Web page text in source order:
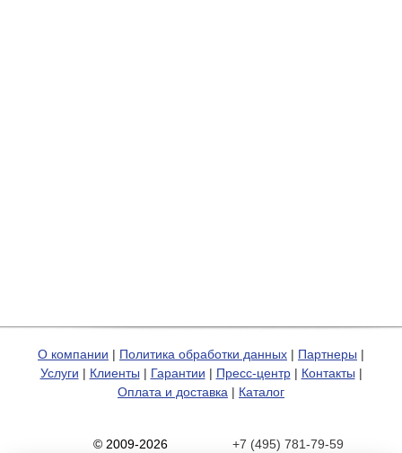
О компании | Политика обработки данных | Партнеры |
Услуги | Клиенты | Гарантии | Пресс-центр| Контакты |
Оплата и доставка | Каталог
© 2009-2026 +7 (495) 781-79-59